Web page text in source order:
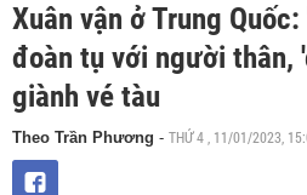
Xuân vận ở Trung
đoàn tụ với người thân,
giành vé tàu
Theo Trần Phương - THỨ 4 , 11/01/2023,